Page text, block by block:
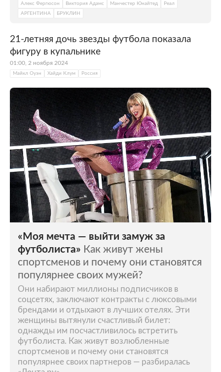
Алекс Фергюсон Виктория Адамс Манчестер Юнайтед
Реал
АРГЕНТИНА
БРУКЛИН
21-летняя дочь звезды футбола показала
фигуру в купальнике
01:00, 2 ноября 2024
Майкл Оуэн Хайди Клум Россия
«Моя мечта — выйти замуж за
футболиста» Как живут жены
спортсменов и почему они становятся
популярнее своих мужей?
Они набирают миллионы подписчиков в
соцсетях, заключают контракты с люксовыми
брендами и отдыхают в лучших отелях. Эти
женщины вытянули счастливый билет:
однажды им посчастливилось встретить
футболиста. Как живут возлюбленные
спортсменов и почему они становятся
популярнее своих партнеров — разбиралась